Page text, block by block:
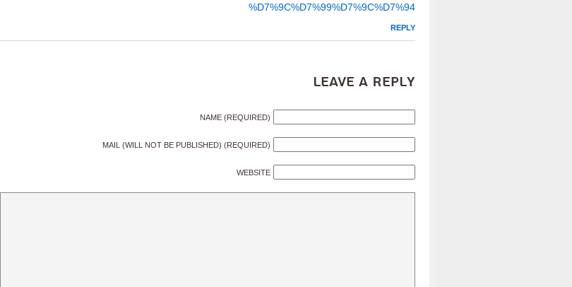
%D7%9C%D7%99%D7%9C%D7%94
REPLY
Leave a Reply
NAME (REQUIRED)
MAIL (WILL NOT BE PUBLISHED) (REQUIRED)
WEBSITE